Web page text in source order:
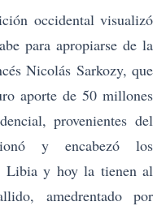
occidental visualizó
para apropiarse de la
Nicolás Sarkozy, que
aporte de 50 millones
provenientes del
y encabezó los
Libia y hoy la tienen al
amedrentado por